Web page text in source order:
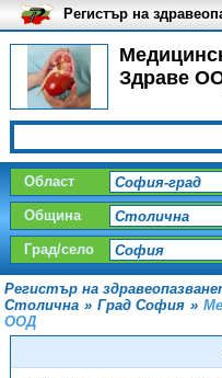
Здраве
Регистър на
медицинските
България
Област
Община
Град/село
Регистър на
Столична » Град София »
ООД